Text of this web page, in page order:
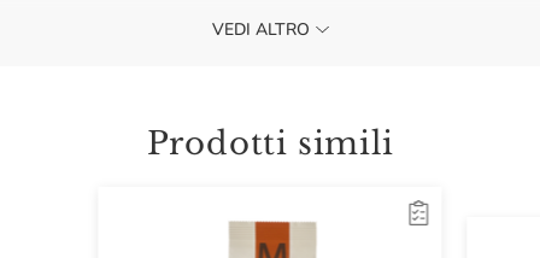
Un ingrediente ideale per preparazioni gustose, capaci di
VEDI ALTRO
Prodotti simili